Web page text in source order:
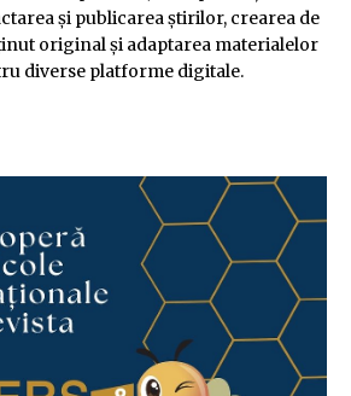
și publicarea știrilor, crearea de
original și adaptarea materialelor
diverse platforme digitale.